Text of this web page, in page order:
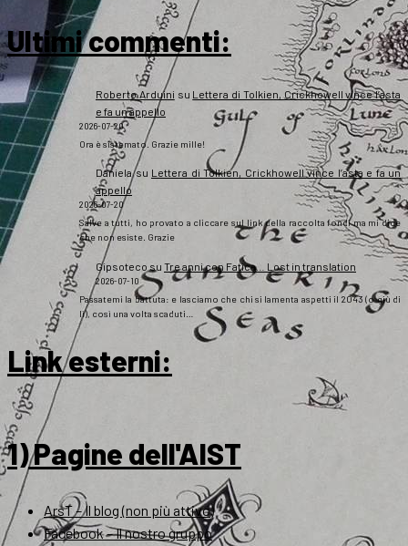
Ultimi commenti:
Roberto Arduini su Lettera di Tolkien, Crickhowell vince l’asta
e fa un appello
2026-07-20
Ora è sistemato. Grazie mille!
Danielasu Lettera di Tolkien, Crickhowell vince l’asta e fa un
appello
2026-07-20
Salve a tutti, ho provato a cliccare sul link della raccolta fondi ma mi dice
che non esiste. Grazie
Gipsoteco su Tre anni con Fatica… Lost in translation
2026-07-10
Passatemi la battuta: e lasciamo che chi si lamenta aspetti il 2043 (o giù di
lì), così una volta scaduti…
Link esterni:
1) Pagine dell'AIST
ArsT – Il blog (non più attivo)
Facebook – Il nostro gruppo